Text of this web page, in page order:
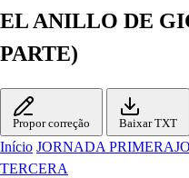
EL ANILLO DE
PARTE)
Propor correção Baixar TXT
Início JORNADA PRIMERA
TERCERA